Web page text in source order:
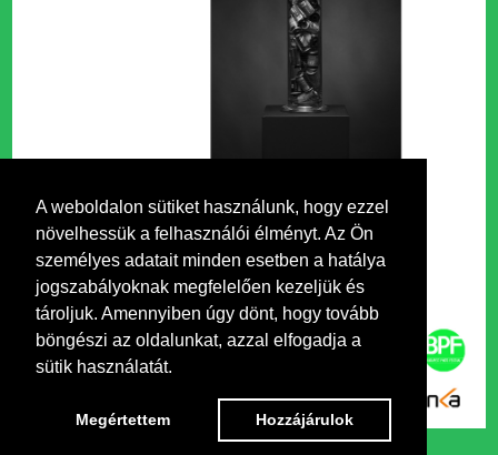
A weboldalon sütiket használunk, hogy ezzel
növelhessük a felhasználói élményt. Az Ön
személyes adatait minden esetben a hatálya
jogszabályoknak megfelelően kezeljük és
tároljuk. Amennyiben úgy dönt, hogy tovább
böngészi az oldalunkat, azzal elfogadja a
sütik használatát.
Megértettem Hozzájárulok